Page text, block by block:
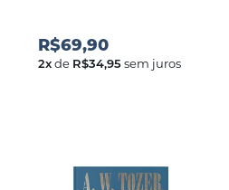
R$69,90
2xde R$34,95sem juros